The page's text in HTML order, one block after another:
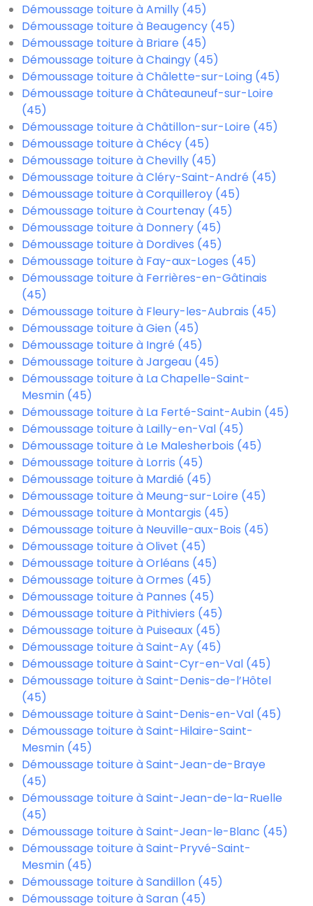
Démoussage toiture à Amilly (45)
Démoussage toiture à Beaugency (45)
Démoussage toiture à Briare (45)
Démoussage toiture à Chaingy (45)
Démoussage toiture à Châlette-sur-Loing (45)
Démoussage toiture à Châteauneuf-sur-Loire
(45)
Démoussage toiture à Châtillon-sur-Loire (45)
Démoussage toiture à Chécy (45)
Démoussage toiture à Chevilly (45)
Démoussage toiture à Cléry-Saint-André (45)
Démoussage toiture à Corquilleroy (45)
Démoussage toiture à Courtenay (45)
Démoussage toiture à Donnery (45)
Démoussage toiture à Dordives (45)
Démoussage toiture à Fay-aux-Loges (45)
Démoussage toiture à Ferrières-en-Gâtinais
(45)
Démoussage toiture à Fleury-les-Aubrais (45)
Démoussage toiture à Gien (45)
Démoussage toiture à Ingré (45)
Démoussage toiture à Jargeau (45)
Démoussage toiture à La Chapelle-Saint-
Mesmin (45)
Démoussage toiture à La Ferté-Saint-Aubin (45)
Démoussage toiture à Lailly-en-Val (45)
Démoussage toiture à Le Malesherbois (45)
Démoussage toiture à Lorris (45)
Démoussage toiture à Mardié (45)
Démoussage toiture à Meung-sur-Loire (45)
Démoussage toiture à Montargis (45)
Démoussage toiture à Neuville-aux-Bois (45)
Démoussage toiture à Olivet (45)
Démoussage toiture à Orléans (45)
Démoussage toiture à Ormes (45)
Démoussage toiture à Pannes (45)
Démoussage toiture à Pithiviers (45)
Démoussage toiture à Puiseaux (45)
Démoussage toiture à Saint-Ay (45)
Démoussage toiture à Saint-Cyr-en-Val (45)
Démoussage toiture à Saint-Denis-de-l’Hôtel
(45)
Démoussage toiture à Saint-Denis-en-Val (45)
Démoussage toiture à Saint-Hilaire-Saint-
Mesmin (45)
Démoussage toiture à Saint-Jean-de-Braye
(45)
Démoussage toiture à Saint-Jean-de-la-Ruelle
(45)
Démoussage toiture à Saint-Jean-le-Blanc (45)
Démoussage toiture à Saint-Pryvé-Saint-
Mesmin (45)
Démoussage toiture à Sandillon (45)
Démoussage toiture à Saran (45)